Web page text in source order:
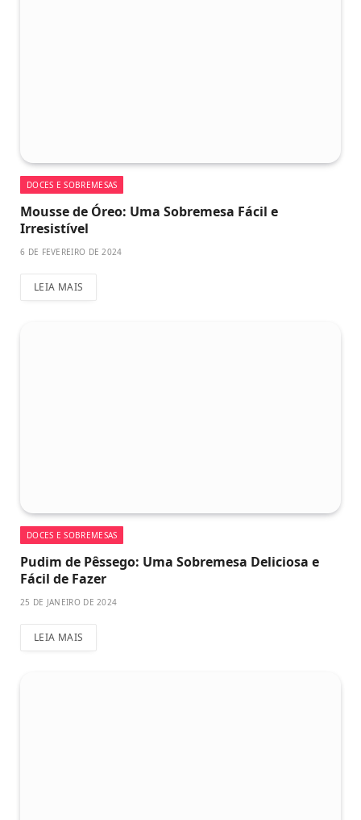
DOCES E SOBREMESAS
Mousse de Óreo: Uma Sobremesa Fácil e
Irresistível
6 DE FEVEREIRO DE 2024
LEIA MAIS
DOCES E SOBREMESAS
Pudim de Pêssego: Uma Sobremesa Deliciosa e
Fácil de Fazer
25 DE JANEIRO DE 2024
LEIA MAIS